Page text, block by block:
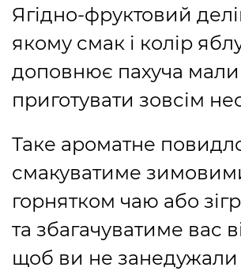
Ягідно-фруктовий
якому смак і колір
доповнює пахуча
приготувати зовсім
Таке ароматне
смакуватиме
горнятком чаю або
та збагачуватиме вас
щоб ви не занедужали